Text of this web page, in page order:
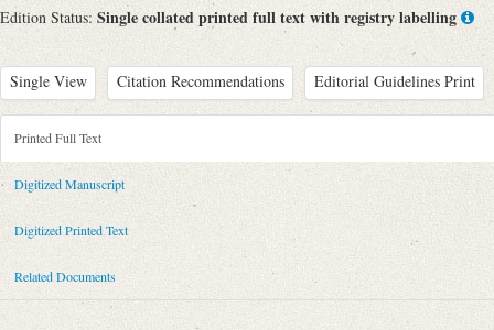
Edition Status: Single collated printed full text with registry labelling
Single View Citation Recommendations Editorial Guidelines Print
Metadata Concerning Header
Sender: August Wilhelm von Schlegel
Recipient: Alexander von Humboldt
Place of Dispatch: Bonn
Date: 04.05.1843
Notations: Abschrift. Empfangsort erschlossen.
Printed Full Text
Digitized Manuscript
Digitized Printed Text
Related Documents